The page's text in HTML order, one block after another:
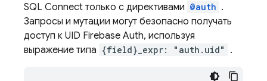
SQL Connect только с директивами @auth .
Запросы и мутации могут безопасно получать
доступ к UID Firebase Auth, используя
выражение типа {field}_expr: "auth.uid" .